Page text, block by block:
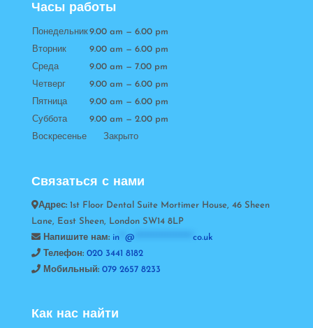
Часы работы
Понедельник9.00 am — 6.00 pm
Вторник
9.00 am — 6.00 pm
Среда
9.00 am — 7.00 pm
Четверг
9.00 am — 6.00 pm
Пятница
9.00 am — 6.00 pm
Суббота
9.00 am — 2.00 pm
Воскресенье Закрыто
Связаться с нами
Адрес:1st Floor Dental Suite Mortimer House, 46 Sheen
Lane, East Sheen, London SW14 8LP
Напишите нам: in** @********************* co.uk
Телефон: 020 3441 8182
Мобильный: 079 2657 8233
Как нас найти